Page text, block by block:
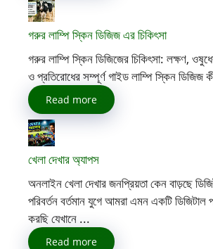
গরুর লাম্পি স্কিন ডিজিজ এর চিকিৎসা
গরুর লাম্পি স্কিন ডিজিজের চিকিৎসা: লক্ষণ,
ও প্রতিরোধের সম্পূর্ণ গাইড লাম্পি স্কিন ডিজিজ
Read more
খেলা দেখার অ্যাপস
অনলাইন খেলা দেখার জনপ্রিয়তা কেন বাড়ছে
পরিবর্তন বর্তমান যুগে আমরা এমন একটি ডিজিটাল
করছি যেখানে ...
Read more